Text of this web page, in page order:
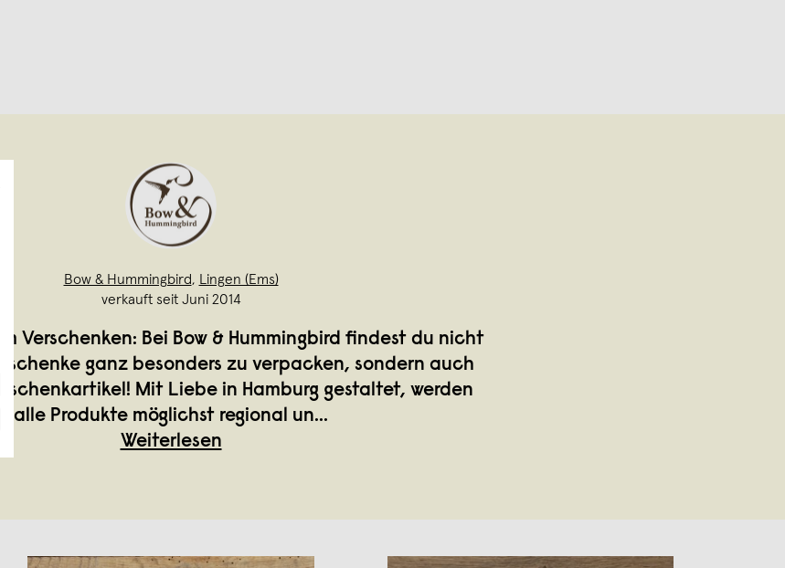
Bow & Hummingbird,
Lingen (Ems)
verkauft seit Juni 2014
Verschenken: Bei Bow & Hummingbird findest du nicht
ganz besonders zu verpacken, sondern auch
Mit Liebe in Hamburg gestaltet, werden
alle Produkte möglichst regional un...
Weiterlesen